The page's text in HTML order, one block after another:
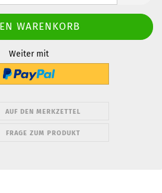
Weiter mit
AUF DEN MERKZETTEL
FRAGE ZUM PRODUKT